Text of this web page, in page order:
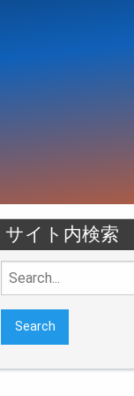
サイト内検索
Search
for: